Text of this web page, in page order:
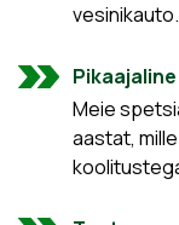
vesinikauto.
Meie
aastat,